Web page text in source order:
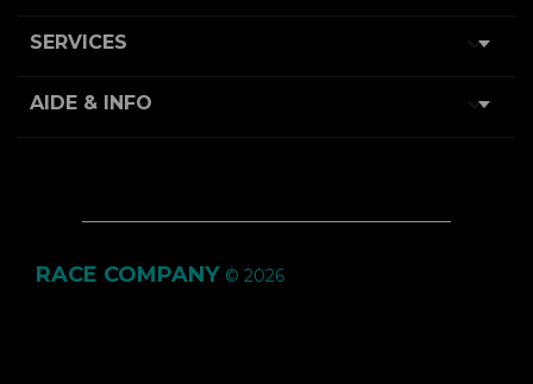
SERVICES 
AIDE & INFO 
RACE COMPANY © 2026